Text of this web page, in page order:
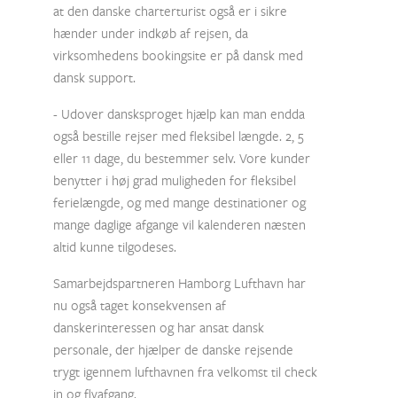
at den danske charterturist også er i sikre
hænder under indkøb af rejsen, da
virksomhedens bookingsite er på dansk med
dansk support.
- Udover dansksproget hjælp kan man endda
også bestille rejser med fleksibel længde. 2, 5
eller 11 dage, du bestemmer selv. Vore kunder
benytter i høj grad muligheden for fleksibel
ferielængde, og med mange destinationer og
mange daglige afgange vil kalenderen næsten
altid kunne tilgodeses.
Samarbejdspartneren Hamborg Lufthavn har
nu også taget konsekvensen af
danskerinteressen og har ansat dansk
personale, der hjælper de danske rejsende
trygt igennem lufthavnen fra velkomst til check
in og flyafgang.